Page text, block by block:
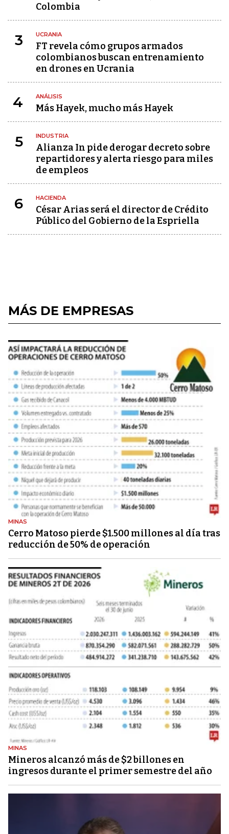
Colombia
3 UCRANIA
FT revela cómo grupos armados
colombianos buscan entrenamiento
en drones en Ucrania
4 ANÁLISIS
Más Hayek, mucho más Hayek
5 INDUSTRIA
Alianza In pide derogar decreto sobre
repartidores y alerta riesgo para miles
de empleos
6 HACIENDA
César Arias será el director de Crédito
Público del Gobierno de la Espriella
MÁS DE EMPRESAS
MINAS
Cerro Matoso pierde $1.500 millones al día tras
reducción de 50% de operación
MINAS
Mineros alcanzó más de $2 billones en
ingresos durante el primer semestre del año